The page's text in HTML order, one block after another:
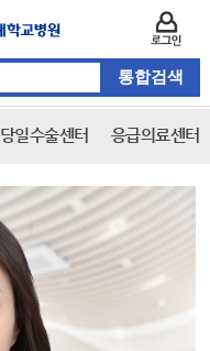
당일수술센터 응급의료센터